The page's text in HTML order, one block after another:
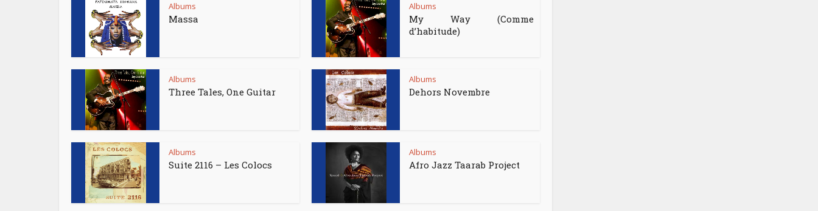
Albums
Massa
Albums
My Way (Comme
d’habitude)
Albums
Three Tales, One Guitar
Albums
Dehors Novembre
Albums
Suite 2116 – Les Colocs
Albums
Afro Jazz Taarab Project